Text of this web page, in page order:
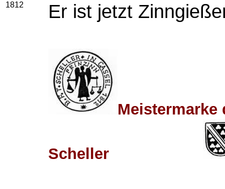
1812 Er ist jetzt
Meistermarke
Scheller